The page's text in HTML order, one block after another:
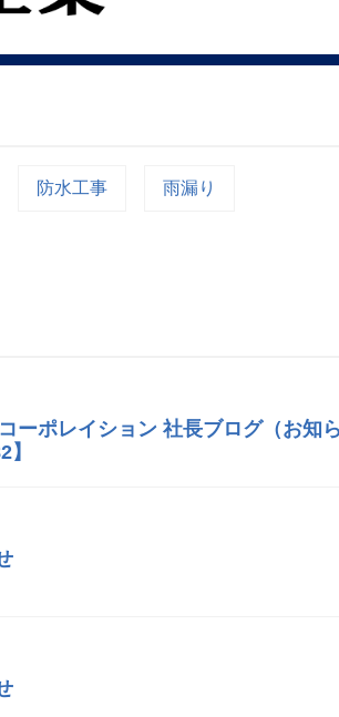
防水工事 雨漏り
ーポレイション 社長ブログ（お